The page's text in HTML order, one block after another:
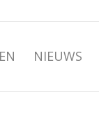
NIEUWS